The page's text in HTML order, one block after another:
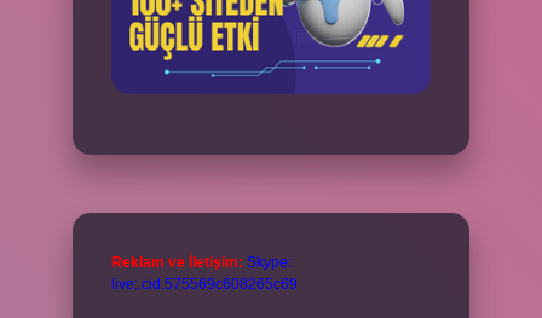
Reklam ve İletişim: Skype:
live:.cid.575569c608265c69